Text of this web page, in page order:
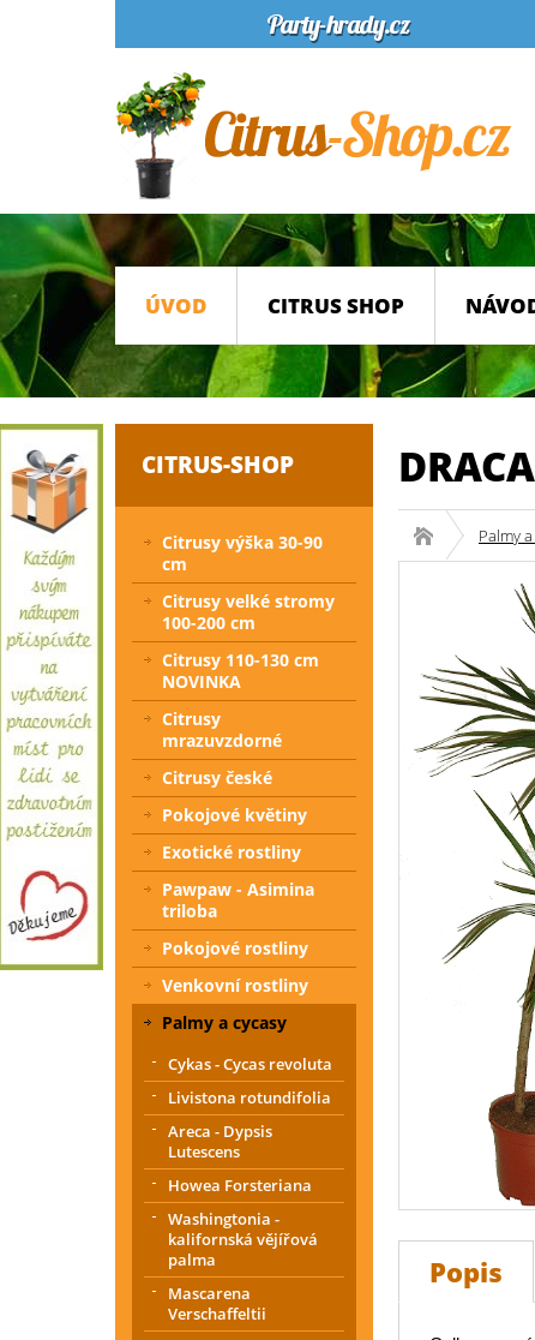
ÚVOD CITRUS SHOP
Palmy
Popis
CITRUS-SHOP
Citrusy výška 30-90
cm
Citrusy velké stromy
100-200 cm
Citrusy 110-130 cm
NOVINKA
Citrusy
mrazuvzdorné
Citrusy české
Pokojové květiny
Exotické rostliny
Pawpaw - Asimina
triloba
Pokojové rostliny
Venkovní rostliny
Palmy a cycasy
Cykas - Cycas revoluta
Livistona rotundifolia
Areca - Dypsis
Lutescens
Howea Forsteriana
Washingtonia -
kalifornská vějířová
palma
Mascarena
Verschaffeltii